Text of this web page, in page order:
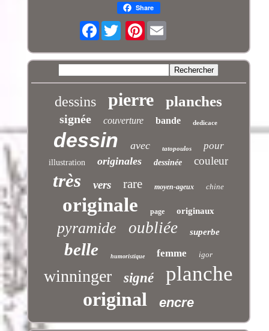
Share
Facebook Pinterest
dessins pierre planches
signée couverture bande dedicace
dessin avec tatopoulos pour
illustration originales dessinée couleur
très vers rare moyen-ageux chine
originale page originaux
pyramide oubliée superbe
belle humoristique femme igor
winninger signé planche
original encre